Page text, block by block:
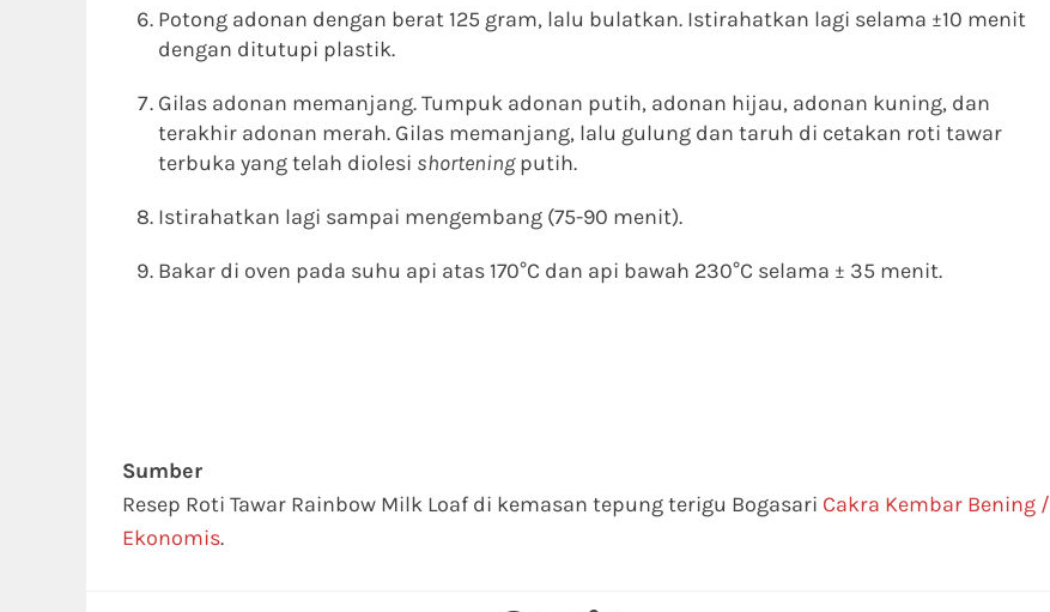
Potong adonan dengan berat 125 gram, lalu bulatkan. Istirahatkan lagi selama ±10 menit
dengan ditutupi plastik.
Gilas adonan memanjang. Tumpuk adonan putih, adonan hijau, adonan kuning, dan
terakhir adonan merah. Gilas memanjang, lalu gulung dan taruh di cetakan roti tawar
terbuka yang telah diolesi shorteningputih.
Istirahatkan lagi sampai mengembang (75-90 menit).
Bakar di oven pada suhu api atas 170°C dan api bawah 230°C selama ± 35 menit.
Sumber
Resep Roti Tawar Rainbow Milk Loaf di kemasan tepung terigu Bogasari Cakra Kembar Bening /
Ekonomis.